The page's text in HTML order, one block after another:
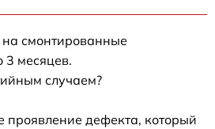
на смонтированные
месяцев.
случаем?
проявление дефекта, который